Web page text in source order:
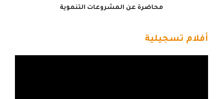
محاضرة عن المشروعات التنموية
أفلام تسجيلية